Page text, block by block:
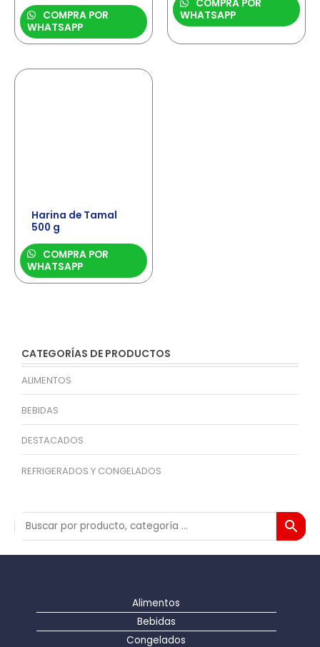
CATEGORÍAS DE PRODUCTOS
ALIMENTOS
BEBIDAS
DESTACADOS
REFRIGERADOS Y CONGELADOS
COMPRA POR
WHATSAPP
COMPRA POR
WHATSAPP
Harina de Tamal
500 g
COMPRA POR
WHATSAPP
Alimentos
Bebidas
Congelados